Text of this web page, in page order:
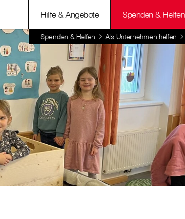
Hilfe & Angebote Spenden & Helfen
Spenden & Helfen Als Unternehmen helfen